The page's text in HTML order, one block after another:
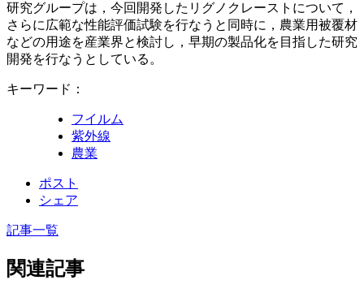
研究グループは，今回開発したリグノクレーストについて，
さらに広範な性能評価試験を行なうと同時に，農業用被覆材
などの用途を産業界と検討し，早期の製品化を目指した研究
開発を行なうとしている。
キーワード：
フイルム
紫外線
農業
ポスト
シェア
記事一覧
関連記事